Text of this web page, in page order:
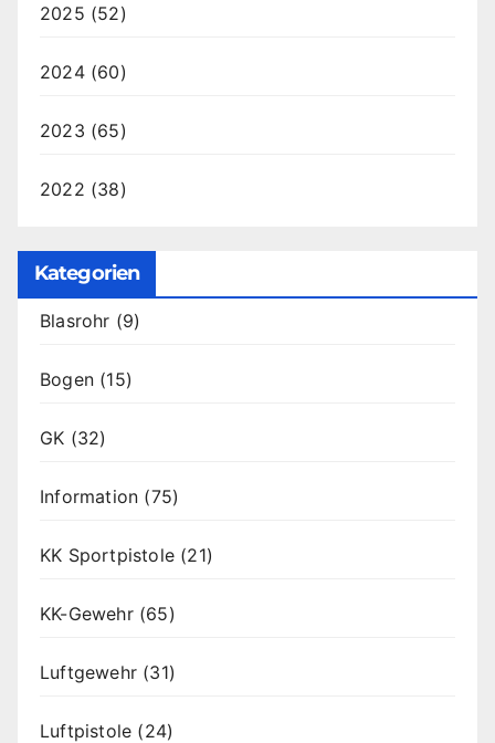
2025 (52)
2024(60)
2023 (65)
2022 (38)
Kategorien
Blasrohr (9)
Bogen (15)
GK (32)
Information (75)
KK Sportpistole (21)
KK-Gewehr(65)
Luftgewehr (31)
Luftpistole (24)